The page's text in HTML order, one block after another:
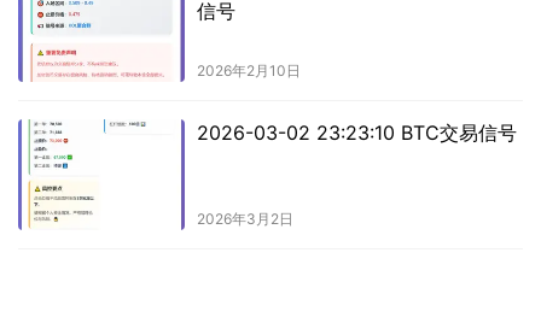
信号
2026年2月10日
2026-03-02 23:23:10 BTC交易信号
2026年3月2日